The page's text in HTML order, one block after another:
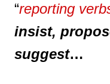
“reporting
insist,
suggest…